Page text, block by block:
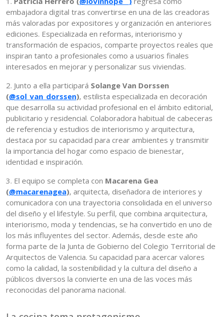
embajadora digital tras convertirse en una de las creadoras
más valoradas por expositores y organización en anteriores
ediciones. Especializada en reformas, interiorismo y
transformación de espacios, comparte proyectos reales que
inspiran tanto a profesionales como a usuarios finales
interesados en mejorar y personalizar sus viviendas.
2. Junto a ella participará Solange Van Dorssen
(@sol_van_dorssen), estilista especializada en decoración
que desarrolla su actividad profesional en el ámbito editorial,
publicitario y residencial. Colaboradora habitual de cabeceras
de referencia y estudios de interiorismo y arquitectura,
destaca por su capacidad para crear ambientes y transmitir
la importancia del hogar como espacio de bienestar,
identidad e inspiración.
3. El equipo se completa con Macarena Gea
(@macarenagea), arquitecta, diseñadora de interiores y
comunicadora con una trayectoria consolidada en el universo
del diseño y el lifestyle. Su perfil, que combina arquitectura,
interiorismo, moda y tendencias, se ha convertido en uno de
los más influyentes del sector. Además, desde este año
forma parte de la Junta de Gobierno del Colegio Territorial de
Arquitectos de Valencia. Su capacidad para acercar valores
como la calidad, la sostenibilidad y la cultura del diseño a
públicos diversos la convierte en una de las voces más
reconocidas del panorama nacional.